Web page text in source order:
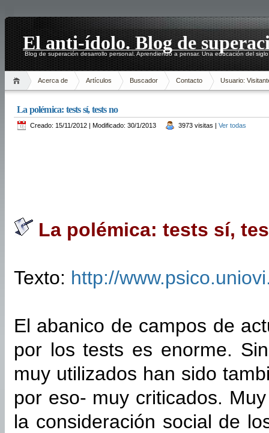
El anti-ídolo. Blog de
Blog de superación desarrollo personal. Aprendiendo a pensar. Una educación del
Acerca de Artículos Buscador Contacto Usuario:
La polémica: tests sí, tests no
Creado: 15/11/2012 | Modificado: 30/1/2013 3973 visitas | Ver todas
La polémica: tests sí,
Texto: http://
El abanico de campos de
por los tests es enorme.
muy utilizados han sido
por eso- muy criticados.
la consideración social de